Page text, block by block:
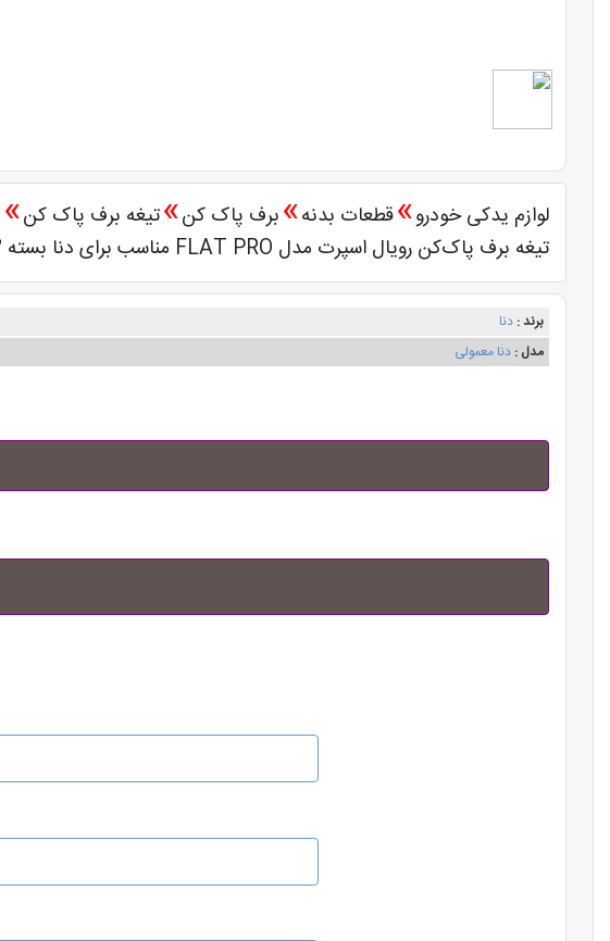
لوازم یدکی خودرو»قطعات بدنه»برف پاک کن»تیغه برف پاک کن»
تیغه برف پاک‌کن رویال اسپرت مدل FLAT PRO مناسب برای دنا بسته 2 عددی
برند : دنا
مدل : دنا معمولی